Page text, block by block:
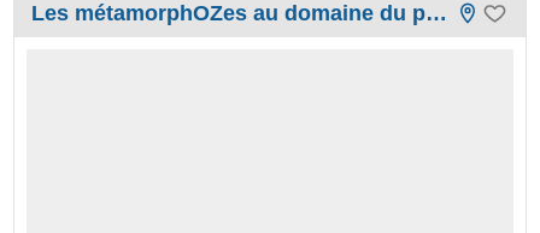
Les métamorphOZes au domaine du prieuré